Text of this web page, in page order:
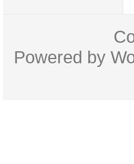
Powered by